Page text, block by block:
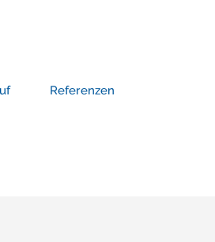
Referenzen